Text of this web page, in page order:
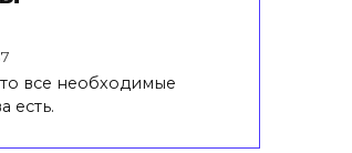
все необходимые
есть.